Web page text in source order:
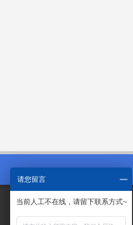
请您留言
当前人工不在线，请留下联系方式~